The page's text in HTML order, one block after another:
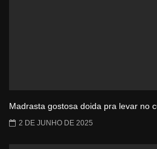
Madrasta gostosa doida pra levar no
2 DE JUNHO DE 2025